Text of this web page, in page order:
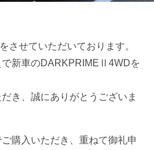
させていただいております。
で新車のDARKPRIMEⅡ4WDを
き、誠にありがとうございま
購入いただき、重ねて御礼申